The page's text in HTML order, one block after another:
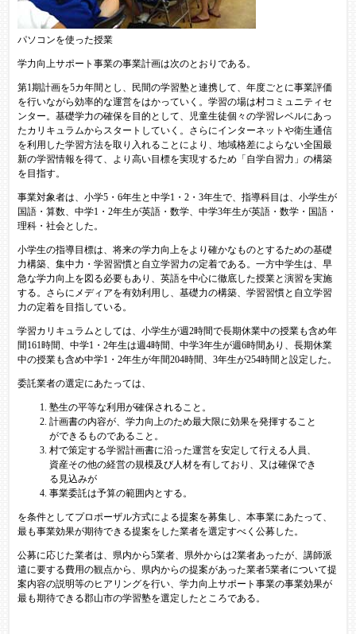
パソコンを使った授業
学力向上サポート事業の事業計画は次のとおりである。
第1期計画を5カ年間とし、民間の学習塾と連携して、年度ごとに事業評価
を行いながら効率的な運営をはかっていく。学習の場は村コミュニティセ
ンター。基礎学力の確保を目的として、児童生徒個々の学習レベルにあっ
たカリキュラムからスタートしていく。さらにインターネットや衛生通信
を利用した学習方法を取り入れることにより、地域格差によらない全国最
新の学習情報を得て、より高い目標を実現するため「自学自習力」の構築
を目指す。
事業対象者は、小学5・6年生と中学1・2・3年生で、指導科目は、小学生が
国語・算数、中学1・2年生が英語・数学、中学3年生が英語・数学・国語・
理科・社会とした。
小学生の指導目標は、将来の学力向上をより確かなものとするための基礎
力構築、集中力・学習習慣と自立学習力の定着である。一方中学生は、早
急な学力向上を図る必要もあり、英語を中心に徹底した授業と演習を実施
する。さらにメディアを有効利用し、基礎力の構築、学習習慣と自立学習
力の定着を目指している。
学習カリキュラムとしては、小学生が週2時間で長期休業中の授業も含め年
間161時間、中学1・2年生は週4時間、中学3年生が週6時間あり、長期休業
中の授業も含め中学1・2年生が年間204時間、3年生が254時間と設定した。
委託業者の選定にあたっては、
塾生の平等な利用が確保されること。
計画書の内容が、学力向上のため最大限に効果を発揮すること
ができるものであること。
村で策定する学習計画書に沿った運営を安定して行える人員、
資産その他の経営の規模及び人材を有しており、又は確保でき
る見込みが
事業委託は予算の範囲内とする。
を条件としてプロポーザル方式による提案を募集し、本事業にあたって、
最も事業効果が期待できる提案をした業者を選定すべく公募した。
公募に応じた業者は、県内から5業者、県外からは2業者あったが、講師派
遣に要する費用の観点から、県内からの提案があった業者5業者について提
案内容の説明等のヒアリングを行い、学力向上サポート事業の事業効果が
最も期待できる郡山市の学習塾を選定したところである。